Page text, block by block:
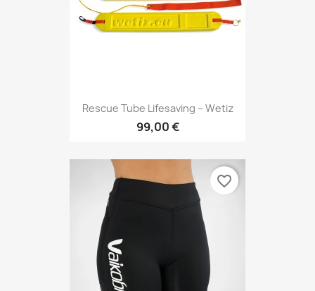
Rescue Tube Lifesaving – Wetiz
99,00 €
favorite_border